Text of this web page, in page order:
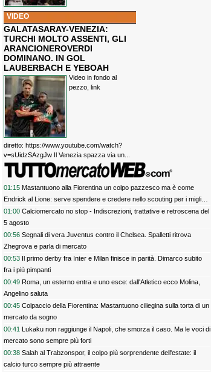
VIDEO
GALATASARAY-VENEZIA:
TURCHI MOLTO ASSENTI, GLI
ARANCIONEROVERDI
DOMINANO. IN GOL
LAUBERBACH E YEBOAH
Video in fondo al
pezzo, link
diretto: https://www.youtube.com/watch?
v=sUidzSAzgJw Il Venezia spazza via un...
01:15 Mastantuono alla Fiorentina un colpo pazzesco ma è come
Endrick al Lione: serve spendere e credere nello scouting per i migliori
talenti. Giovani italiani: attenzione perché qualcosa sta cambiando
davvero
01:00 Calciomercato no stop - Indiscrezioni, trattative e retroscena del
5 agosto
00:56 Segnali di vera Juventus contro il Chelsea. Spalletti ritrova
Zhegrova e parla di mercato
00:53 Il primo derby fra Inter e Milan finisce in parità. Dimarco subito
fra i più pimpanti
00:49 Roma, un esterno entra e uno esce: dall'Atletico ecco Molina,
Angelino saluta
00:45 Colpaccio della Fiorentina: Mastantuono ciliegina sulla torta di un
mercato da sogno
00:41 Lukaku non raggiunge il Napoli, che smorza il caso. Ma le voci di
mercato sono sempre più forti
00:38 Salah al Trabzonspor, il colpo più sorprendente dell'estate: il
calcio turco sempre più attraente